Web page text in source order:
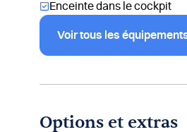
Enceinte dans le cockpit
Voir tous les
Options et extras